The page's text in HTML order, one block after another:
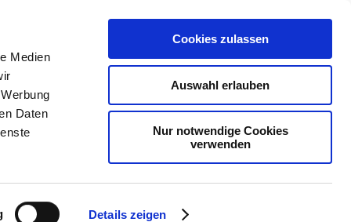
Medien
Daten
Details zeigen
Cookies zulassen
Auswahl erlauben
Nur notwendige Cookies
verwenden
Pädagogik
Didaktik-
teachSam
teachSam